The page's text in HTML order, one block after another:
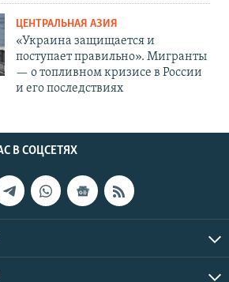
ЦЕНТРАЛЬНАЯ АЗИЯ
«Украина защищается и
поступает правильно». Мигранты
— о топливном кризисе в России
и его последствиях
В СОЦСЕТЯХ